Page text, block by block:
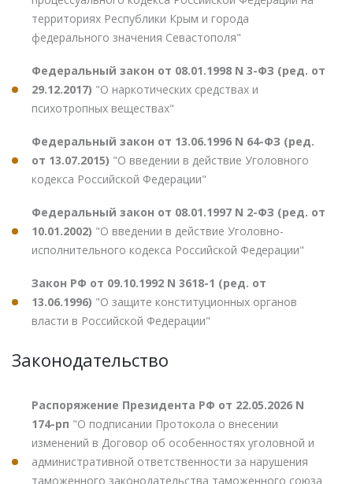
территориях Республики Крым и города
федерального значения Севастополя"
Федеральный закон от 08.01.1998 N 3-ФЗ (ред. от
29.12.2017) "О наркотических средствах и
психотропных веществах"
Федеральный закон от 13.06.1996 N 64-ФЗ (ред.
от 13.07.2015) "О введении в действие Уголовного
кодекса Российской Федерации"
Федеральный закон от 08.01.1997 N 2-ФЗ (ред. от
10.01.2002) "О введении в действие Уголовно-
исполнительного кодекса Российской Федерации"
Закон РФ от 09.10.1992 N 3618-1 (ред. от
13.06.1996) "О защите конституционных органов
власти в Российской Федерации"
Законодательство
Распоряжение Президента РФ от 22.05.2026 N
174-рп "О подписании Протокола о внесении
изменений в Договор об особенностях уголовной и
административной ответственности за нарушения
таможенного законодательства таможенного союза